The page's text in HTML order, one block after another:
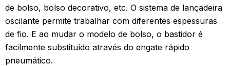
de bolso, bolso decorativo, etc. O sistema de lançadeira
oscilante permite trabalhar com diferentes espessuras
de fio. E ao mudar o modelo de bolso, o bastidor é
facilmente substituído através do engate rápido
pneumático.